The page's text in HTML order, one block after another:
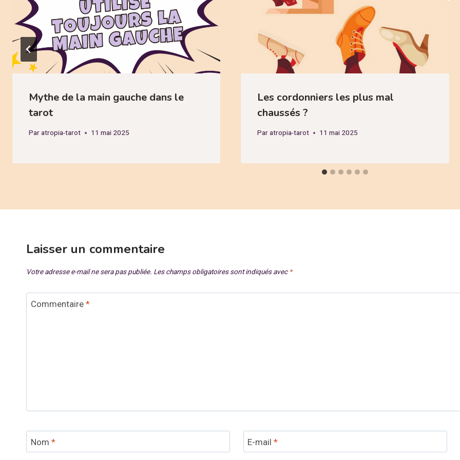
Mythe de la main gauche dans le
tarot
Paratropia-tarot 11 mai 2025
Les cordonniers les plus mal
chaussés ?
Par atropia-tarot 11 mai 2025
Laisser un commentaire
Votre adresse e-mail ne sera pas publiée. Les champs obligatoires sont indiqués avec *
Commentaire *
Nom * E-mail *